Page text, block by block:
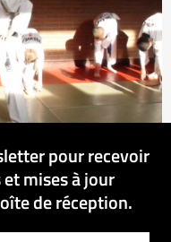
pour recevoir
mises à jour
de réception.